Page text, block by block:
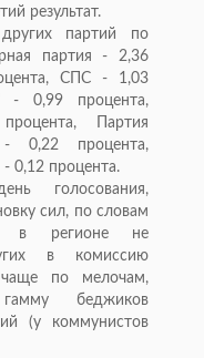
результат.
других партий по
партия - 2,36
СПС - 1,03
- 0,99 процента,
Партия
- 0,22 процента,
0,12 процента.
голосования,
сил, по словам
в регионе не
в комиссию
по мелочам,
беджиков
(у коммунистов